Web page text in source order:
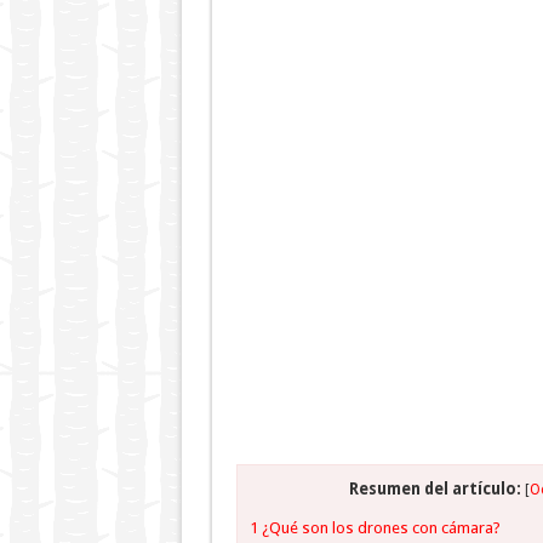
Resumen del artículo: [
1 ¿Qué son los drones con cámara?